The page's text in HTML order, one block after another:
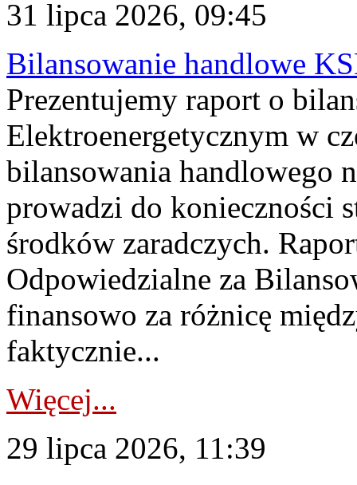
31 lipca 2026, 09:45
Bilansowanie handlowe
Prezentujemy raport o
Elektroenergetycznym w
bilansowania handlowego
prowadzi do konieczności
środków zaradczych.
Odpowiedzialne za
finansowo za różnicę
faktycznie...
Więcej...
29 lipca 2026, 11:39